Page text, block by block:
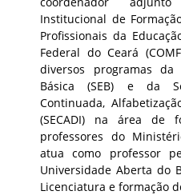
Institucional de
Profissionais da
Federal do Ceará
diversos programas da
Básica (SEB) e da
Continuada,
(SECADI) na área de
professores do
atua como professor
Universidade Aberta do
Licenciatura e formação